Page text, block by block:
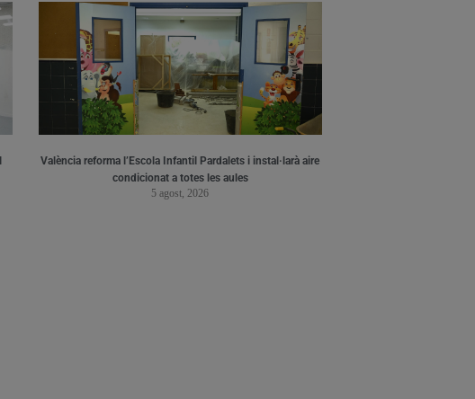
València reforma l’Escola Infantil Pardalets i instal·larà aire
condicionat a totes les aules
5 agost, 2026